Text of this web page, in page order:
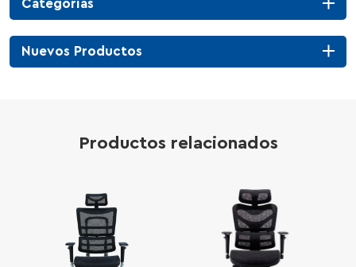
Categorías
Nuevos Productos
Productos relacionados